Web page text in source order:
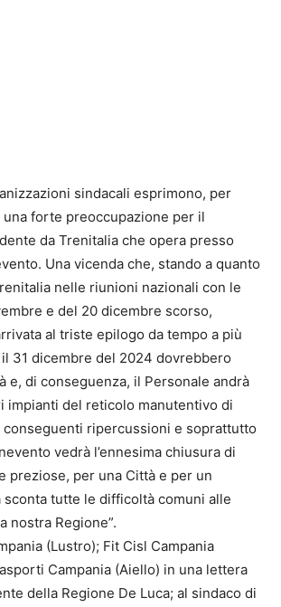
sindacali esprimono, per
una forte preoccupazione per il
da Trenitalia che opera presso
Una vicenda che, stando a quanto
nelle riunioni nazionali con le
e del 20 dicembre scorso,
al triste epilogo da tempo a più
31 dicembre del 2024 dovrebbero
e, di conseguenza, il Personale andrà
impianti del reticolo manutentivo di
conseguenti ripercussioni e soprattutto
vedrà l’ennesima chiusura di
preziose, per una Città e per un
tutte le difficoltà comuni alle
nostra Regione”.
(Lustro); Fit Cisl Campania
Campania (Aiello) in una lettera
della Regione De Luca; al sindaco di